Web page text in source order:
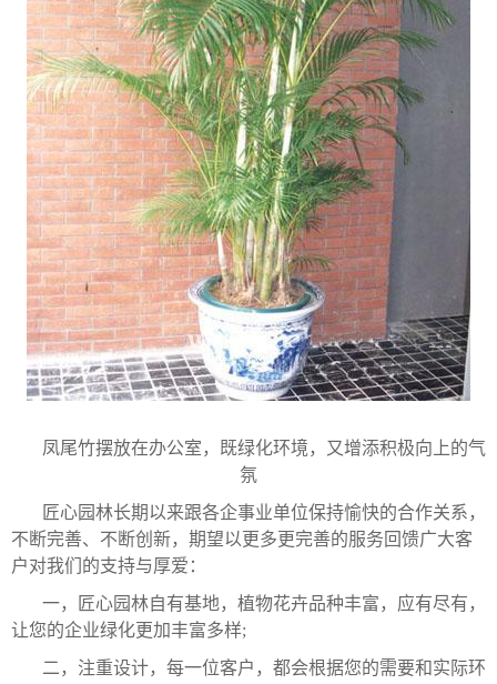
凤尾竹摆放在办公室，既绿化环境，又增添积极向上的气
氛
匠心园林长期以来跟各企事业单位保持愉快的合作关系，
不断完善、不断创新，期望以更多更完善的服务回馈广大客
户对我们的支持与厚爱：
一，匠心园林自有基地，植物花卉品种丰富，应有尽有，
让您的企业绿化更加丰富多样;
二，注重设计，每一位客户，都会根据您的需要和实际环